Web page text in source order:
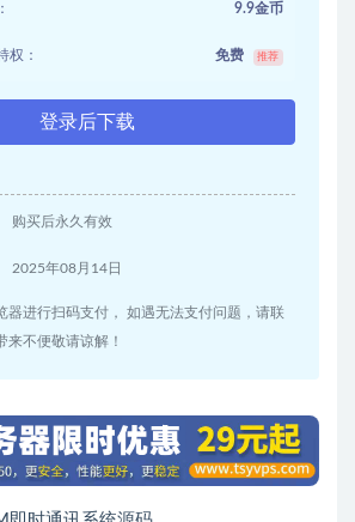
9.9金币
权： 免费 推荐
登录后下载
购买后永久有效
2025年08月14日
器进行扫码支付， 如遇无法支付问题，请联
来不便敬请谅解！